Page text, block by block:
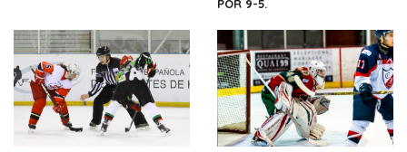
POR 9-5.